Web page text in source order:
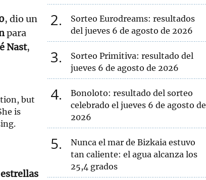
, dio un
para
Nast,
but
is
estrellas
2
Sorteo Eurodreams: resultados
del jueves 6 de agosto de 2026
3
Sorteo Primitiva: resultado del
jueves 6 de agosto de 2026
4
Bonoloto: resultado del sorteo
celebrado el jueves 6 de agosto de
2026
5
Nunca el mar de Bizkaia estuvo
tan caliente: el agua alcanza los
25,4 grados